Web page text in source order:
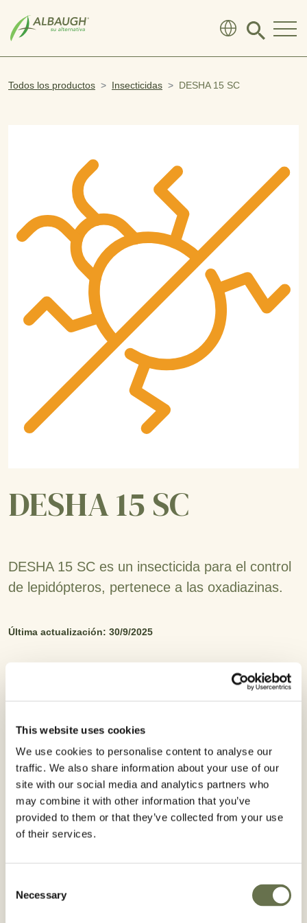
This website uses cookies
We use cookies to personalise content to analyse our
traffic. We also share information about your use of our
site with our social media and analytics partners who
may combine it with other information that you’ve
provided to them or that they’ve collected from your use
of their services.
Selection
Necessary
Click
search
Todos los productos Insecticidas DESHA 15 SC
DESHA 15 SC
DESHA 15 SC es un insecticida para el control
de lepidópteros, pertenece a las oxadiazinas.
Última actualización: 30/9/2025
Detalles
Documentos y etiquetas